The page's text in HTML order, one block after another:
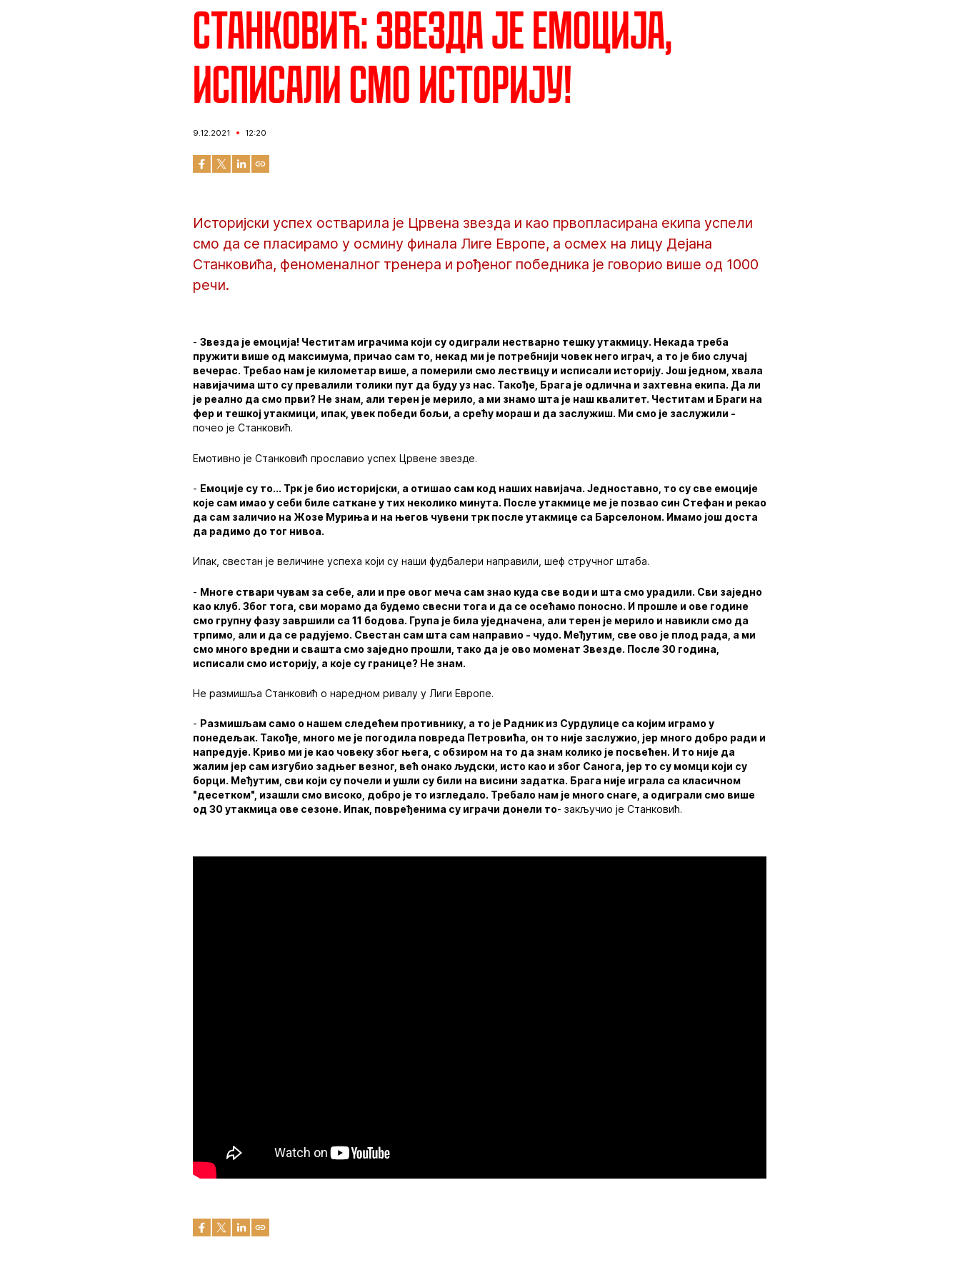
Станковић: Звезда је емоција,
исписали смо историју!
9.12.2021 12:20
Историјски успех остварила је Црвена звезда и као првопласирана екипа успели
смо да се пласирамо у осмину финала Лиге Европе, а осмех на лицу Дејана
Станковића, феноменалног тренера и рођеног победника је говорио више од 1000
речи.
-Звезда је емоција! Честитам играчима који су одиграли нестварно тешку утакмицу. Некада треба
пружити више од максимума, причао сам то, некад ми је потребнији човек него играч, а то је био случај
вечерас. Требао нам је километар више, а померили смо лествицу и исписали историју. Још једном, хвала
навијачима што су превалили толики пут да буду уз нас. Такође, Брага је одлична и захтевна екипа. Да ли
је реално да смо први? Не знам, али терен је мерило, а ми знамо шта је наш квалитет. Честитам и Браги на
фер и тешкој утакмици, ипак, увек победи бољи, а срећу мораш и да заслужиш. Ми смо је заслужили -
почео је Станковић.
Емотивно је Станковић прославио успех Црвене звезде.
- Емоције су то... Трк је био историјски, а отишао сам код наших навијача. Једноставно, то су све емоције
које сам имао у себи биле саткане у тих неколико минута. После утакмице ме је позвао син Стефан и рекао
да сам заличио на Жозе Муриња и на његов чувени трк после утакмице са Барселоном. Имамо још доста
да радимо до тог нивоа.
Ипак, свестан је величине успеха који су наши фудбалери направили, шеф стручног штаба.
- Многе ствари чувам за себе, али и пре овог меча сам знао куда све води и шта смо урадили. Сви заједно
као клуб. Због тога, сви морамо да будемо свесни тога и да се осећамо поносно. И прошле и ове године
смо групну фазу завршили са 11 бодова. Група је била уједначена, али терен је мерило и навикли смо да
трпимо, али и да се радујемо. Свестан сам шта сам направио - чудо. Међутим, све ово је плод рада, а ми
смо много вредни и свашта смо заједно прошли, тако да је ово моменат Звезде. После 30 година,
исписали смо историју, а које су границе? Не знам.
Не размишља Станковић о наредном ривалу у Лиги Европе.
- Размишљам само о нашем следећем противнику, а то је Радник из Сурдулице са којим играмо у
понедељак. Такође, много ме је погодила повреда Петровића, он то није заслужио, јер много добро ради и
напредује. Криво ми је као човеку због њега, с обзиром на то да знам колико је посвећен. И то није да
жалим јер сам изгубио задњег везног, већ онако људски, исто као и због Санога, јер то су момци који су
борци. Међутим, сви који су почели и ушли су били на висини задатка. Брага није играла са класичном
"десетком", изашли смо високо, добро је то изгледало. Требало нам је много снаге, а одиграли смо више
од 30 утакмица ове сезоне. Ипак, повређенима су играчи донели то- закључио је Станковић.